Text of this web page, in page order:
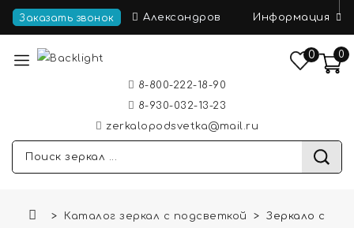
Заказать звонок Александров Информация
0
0
8-800-222-18-90
8-930-032-13-23
zerkalopodsvetka@mail.ru
Каталог зеркал с подсветкой Зеркало с